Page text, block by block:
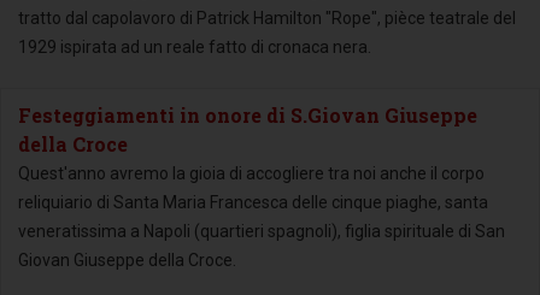
tratto dal capolavoro di Patrick Hamilton "Rope", pièce teatrale del
1929 ispirata ad un reale fatto di cronaca nera.
Festeggiamenti in onore di S.Giovan Giuseppe
della Croce
Quest'anno avremo la gioia di accogliere tra noi anche il corpo
reliquiario di Santa Maria Francesca delle cinque piaghe, santa
veneratissima a Napoli (quartieri spagnoli), figlia spirituale di San
Giovan Giuseppe della Croce.